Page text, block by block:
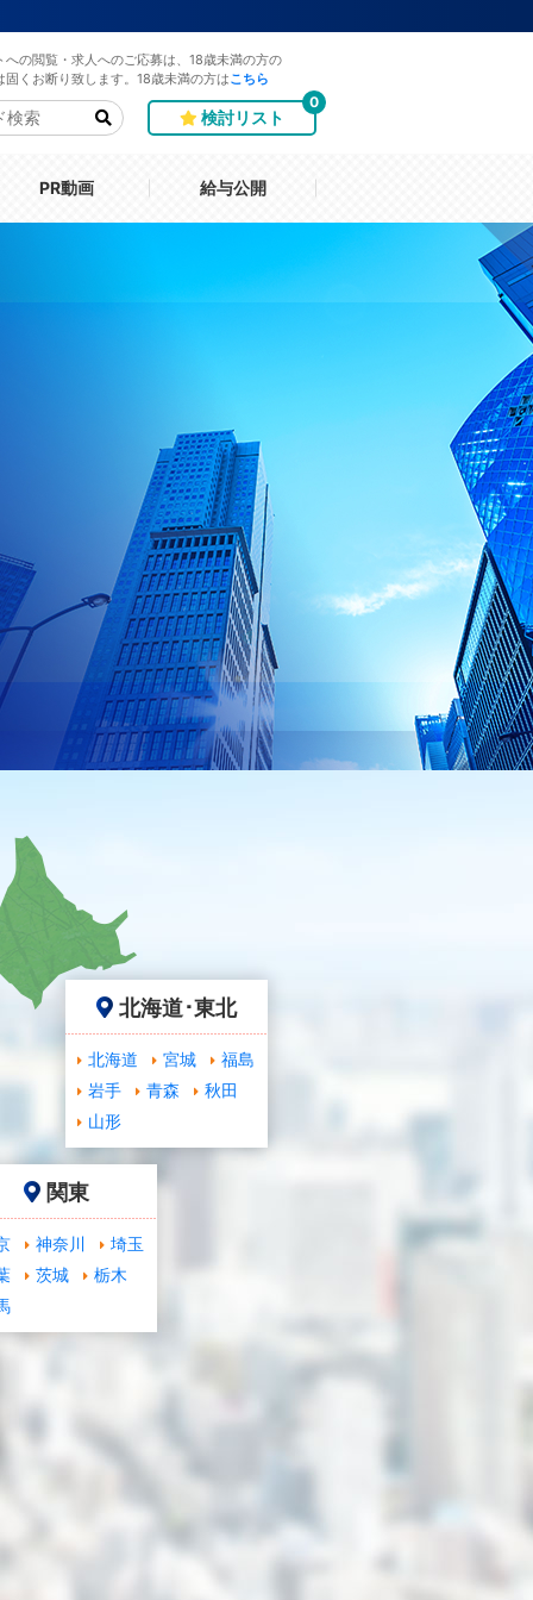
への閲覧・求人へのご応募は、18歳未満の方の
固くお断り致します。18歳未満の方は こちら
検討リスト
0
PR動画 給与公開
関東
神奈川
埼玉
茨城
栃木
北海道･東北
北海道 宮城
福島
岩手
青森
秋田
山形